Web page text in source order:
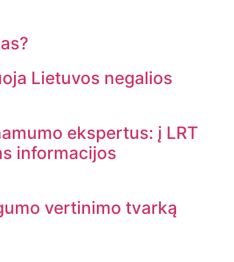
Lietuvos negalios
ekspertus: į LRT
informacijos
vertinimo tvarką